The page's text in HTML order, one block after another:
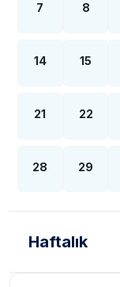
7 8
14 15
21 22
28 29
Haftalık